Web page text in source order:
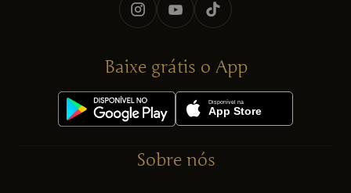
Baixe grátis o App
Sobre nós